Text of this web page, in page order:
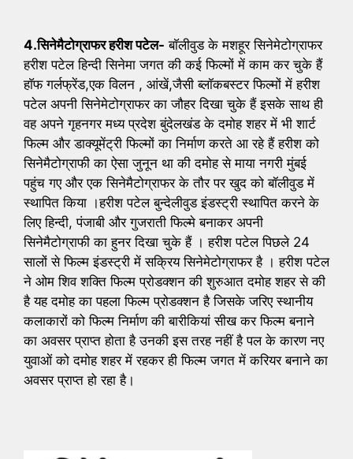
4.सिनेमैटोग्राफर हरीश पटेल- बाॅलीवुड के मशहूर सिनेमेटोग्राफर
हरीश पटेल हिन्दी सिनेमा जगत की कई फिल्मों में काम कर चुके हैं
हाॅफ गर्लफ्रेंड,एक विलन , आंखें,जैसी ब्लॉकबस्टर फिल्मों में हरीश
पटेल अपनी सिनेमेटोग्राफर का जौहर दिखा चुके हैं इसके साथ ही
वह अपने गृहनगर मध्य प्रदेश बुंदेलखंड के दमोह शहर में भी शार्ट
फिल्म और डाक्यूमेंट्री फिल्मों का निर्माण करते आ रहे हैं हरीश को
सिनेमैटोग्राफी का ऐसा जुनून था की दमोह से माया नगरी मुंबई
पहुंच गए और एक सिनेमैटोग्राफर के तौर पर खुद को बॉलीवुड में
स्थापित किया ।हरीश पटेल बुन्देलीवुड इंडस्ट्री स्थापित करने के
लिए हिन्दी, पंजाबी और गुजराती फिल्मे बनाकर अपनी
सिनेमैटोग्राफी का हुनर दिखा चुके हैं । हरीश पटेल पिछले 24
सालों से फिल्म इंडस्ट्री में सक्रिय सिनेमेटोग्राफर है । हरीश पटेल
ने ओम शिव शक्ति फिल्म प्रोडक्शन की शुरुआत दमोह शहर से की
है यह दमोह का पहला फिल्म प्रोडक्शन है जिसके जरिए स्थानीय
कलाकारों को फिल्म निर्माण की बारीकियां सीख कर फिल्म बनाने
का अवसर प्राप्त होता है उनकी इस तरह नहीं है पल के कारण नए
युवाओं को दमोह शहर में रहकर ही फिल्म जगत में करियर बनाने का
अवसर प्राप्त हो रहा है।